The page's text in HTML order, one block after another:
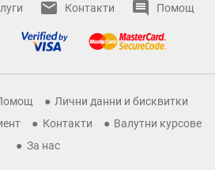
Контакти Помощ
Лични данни и бисквитки
Контакти
Валутни курсове
За нас